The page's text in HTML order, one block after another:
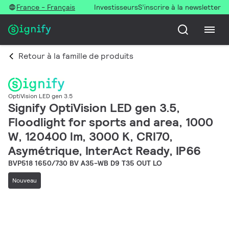
France - Français InvestisseursS’inscrire à la newsletter
Retour à la famille de produits
OptiVision LED gen 3.5
Signify OptiVision LED gen 3.5,
Floodlight for sports and area, 1000
W, 120400 lm, 3000 K, CRI70,
Asymétrique, InterAct Ready, IP66
BVP518 1650/730 BV A35-WB D9 T35 OUT LO
Nouveau